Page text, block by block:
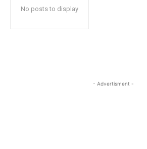
No posts to display
- Advertisment -